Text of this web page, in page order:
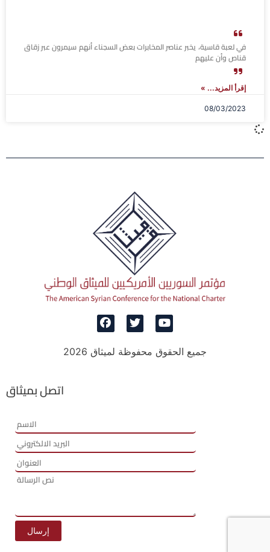
في لعبة قاسية، يخبر عناصر المخابرات بعض السجناء أنهم سيمرون عبر زقاق
قناص وأن عليهم
إقرأ المزيد... »
08/03/2023
جميع الحقوق محفوظة لميثاق 2026
اتصل بميثاق